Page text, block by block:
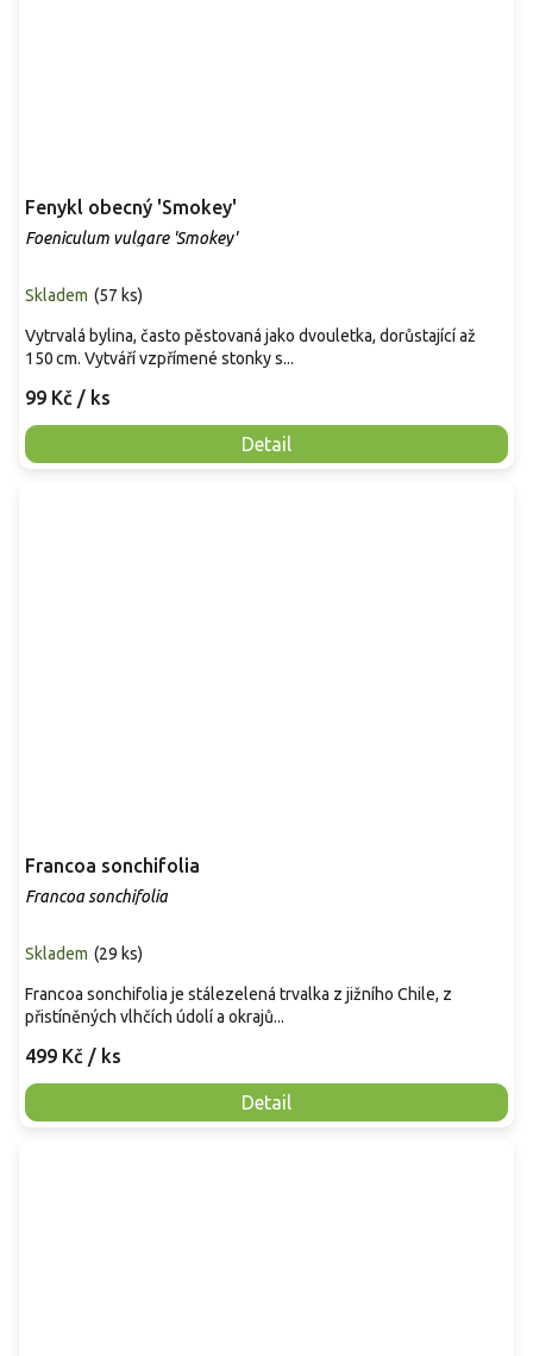
Fenykl obecný 'Smokey'
Foeniculum vulgare 'Smokey'
Skladem (57 ks)
99 Kč / ks
Detail
Vytrvalá bylina, často pěstovaná jako dvouletka, dorůstající až
150 cm. Vytváří vzpřímené stonky s...
Francoa sonchifolia
Francoa sonchifolia
Skladem (29 ks)
499 Kč / ks
Detail
Francoa sonchifolia je stálezelená trvalka z jižního Chile, z
přistíněných vlhčích údolí a okrajů...